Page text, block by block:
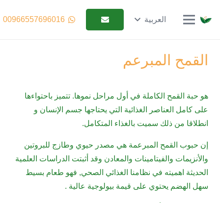
العربية 00966557696016
القمح المبرعم
هو حبة القمح الكاملة في أول مراحل نموها. تتميز باحتواءها
على كامل العناصر الغذائية التي يحتاجها جسم الإنسان و
انطلاقا من ذلك سميت بالغذاء المتكامل.
إن حبوب القمح المبرعمة هي مصدر حيوي وطازج للبروتين
والأنزيمات والفيتامينات والمعادن وقد أثبتت الدراسات العلمية
الحديثة اهميته في نظامنا الغذائي الصحي, فهو طعام بسيط
سهل الهضم يحتوي على قيمة بيولوجية عالية .